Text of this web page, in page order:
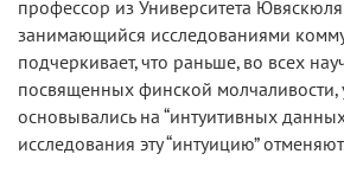
профессор из Университета
занимающийся исследованиями
подчеркивает, что раньше, во всех
посвященных финской молчаливости,
основывались на “интуитивных
исследования эту “интуицию”